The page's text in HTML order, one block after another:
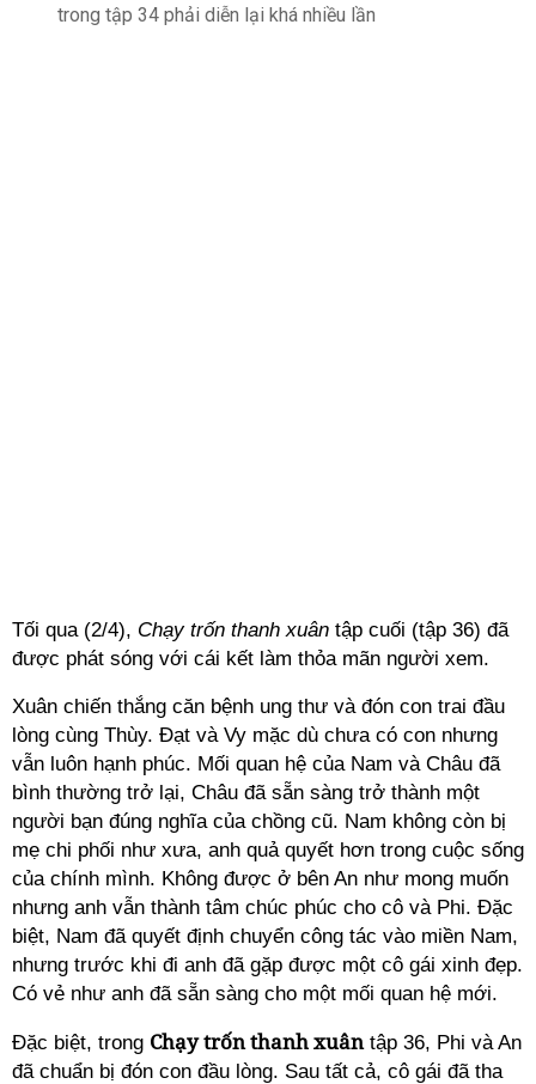
trong tập 34 phải diễn lại khá nhiều lần
Tối qua (2/4), Chạy trốn thanh xuân tập cuối (tập 36) đã
được phát sóng với cái kết làm thỏa mãn người xem.
Xuân chiến thắng căn bệnh ung thư và đón con trai đầu
lòng cùng Thùy. Đạt và Vy mặc dù chưa có con nhưng
vẫn luôn hạnh phúc. Mối quan hệ của Nam và Châu đã
bình thường trở lại, Châu đã sẵn sàng trở thành một
người bạn đúng nghĩa của chồng cũ. Nam không còn bị
mẹ chi phối như xưa, anh quả quyết hơn trong cuộc sống
của chính mình. Không được ở bên An như mong muốn
nhưng anh vẫn thành tâm chúc phúc cho cô và Phi. Đặc
biệt, Nam đã quyết định chuyển công tác vào miền Nam,
nhưng trước khi đi anh đã gặp được một cô gái xinh đẹp.
Có vẻ như anh đã sẵn sàng cho một mối quan hệ mới.
Đặc biệt, trong Chạy trốn thanh xuântập 36, Phi và An
đã chuẩn bị đón con đầu lòng. Sau tất cả, cô gái đã tha